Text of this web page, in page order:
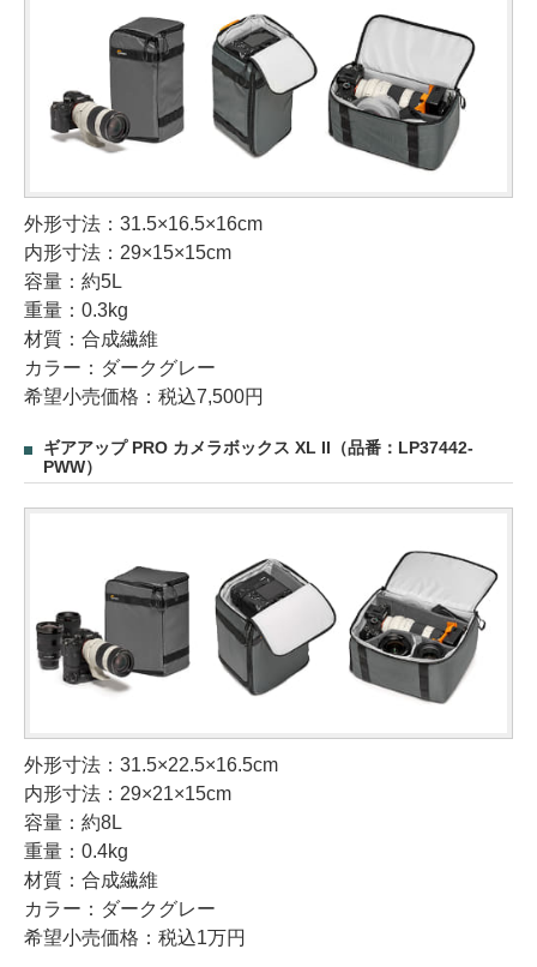
外形寸法：31.5×16.5×16cm
内形寸法：29×15×15cm
容量：約5L
重量：0.3kg
材質：合成繊維
カラー：ダークグレー
希望小売価格：税込7,500円
ギアアップ PRO カメラボックス XL II（品番：LP37442-
PWW）
外形寸法：31.5×22.5×16.5cm
内形寸法：29×21×15cm
容量：約8L
重量：0.4kg
材質：合成繊維
カラー：ダークグレー
希望小売価格：税込1万円